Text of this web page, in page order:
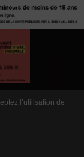
l’utilisation de